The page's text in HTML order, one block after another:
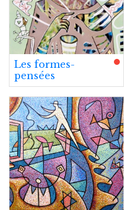
Les formes-
pensées